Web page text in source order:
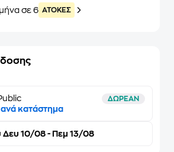
σε 6 ATOKEΣ
ΔΩΡΕΑΝ
ανά κατάστημα
Δευ 10/08 - Πεμ 13/08